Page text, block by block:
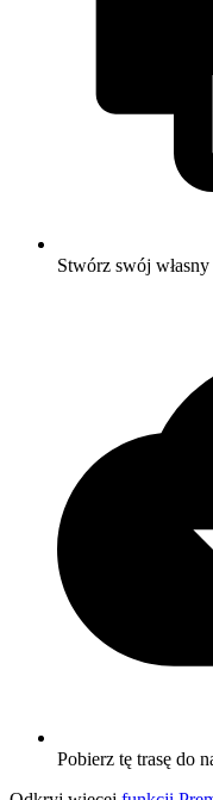
Stwórz swój
Pobierz tę trasę do